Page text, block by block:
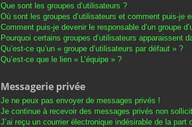
Que sont les groupes d’utilisateurs ?
Où sont les groupes d’utilisateurs et comment puis-je
Comment puis-je devenir le responsable d’un groupe
Pourquoi certains groupes d’utilisateurs apparaissent
Qu’est-ce qu’un « groupe d’utilisateurs par défaut » ?
Qu’est-ce que le lien « L’équipe » ?
Messagerie privée
Je ne peux pas envoyer de messages privés !
Je continue à recevoir des messages privés non
J’ai reçu un courrier électronique indésirable de la part